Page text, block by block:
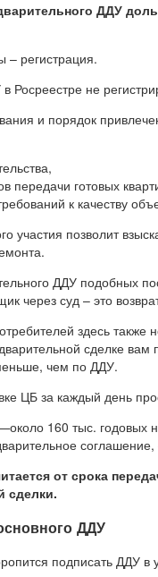
ДДУ
регистрация.
Росреестре не
и порядок
передачи готовых
к качеству
участия позволит
ДДУ подобных
через суд – это
здесь
сделке вам
чем по ДДУ.
ЦБ за каждый день
160 тыс. годовых
от срока
сделки.
ДДУ
подписать ДДУ